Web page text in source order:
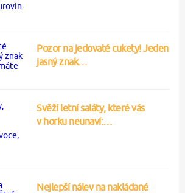
Pozor na jedovaté cukety! Jeden
jasný znak…
Svěží letní saláty, které vás
v horku neunaví:…
Nejlepší nálev na nakládané